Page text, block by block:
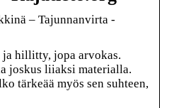
– Tajunnanvirta -
hillitty, jopa arvokas.
joskus liiaksi materialla.
tärkeää myös sen suhteen,